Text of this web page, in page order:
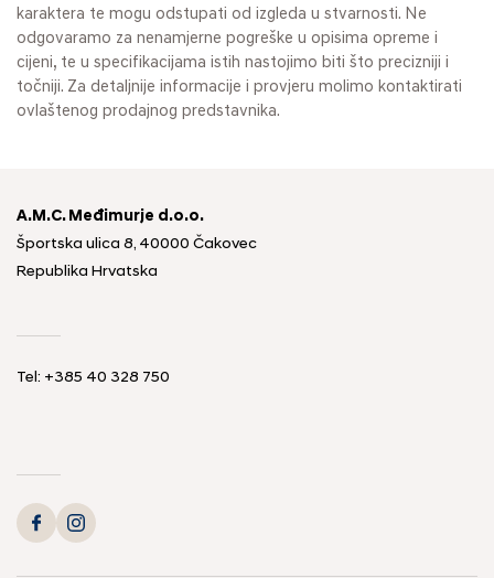
karaktera te mogu odstupati od izgleda u stvarnosti. Ne
odgovaramo za nenamjerne pogreške u opisima opreme i
cijeni, te u specifikacijama istih nastojimo biti što precizniji i
točniji. Za detaljnije informacije i provjeru molimo kontaktirati
ovlaštenog prodajnog predstavnika.
A.M.C. Međimurje d.o.o.
Športska ulica 8, 40000 Čakovec
Republika Hrvatska
Tel: +385 40 328 750